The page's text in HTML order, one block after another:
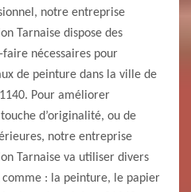
notre entreprise
Tarnaise dispose des
nécessaires pour
de peinture dans la ville de
Pour améliorer
d’originalité, ou de
notre entreprise
Tarnaise va utiliser divers
: la peinture, le papier